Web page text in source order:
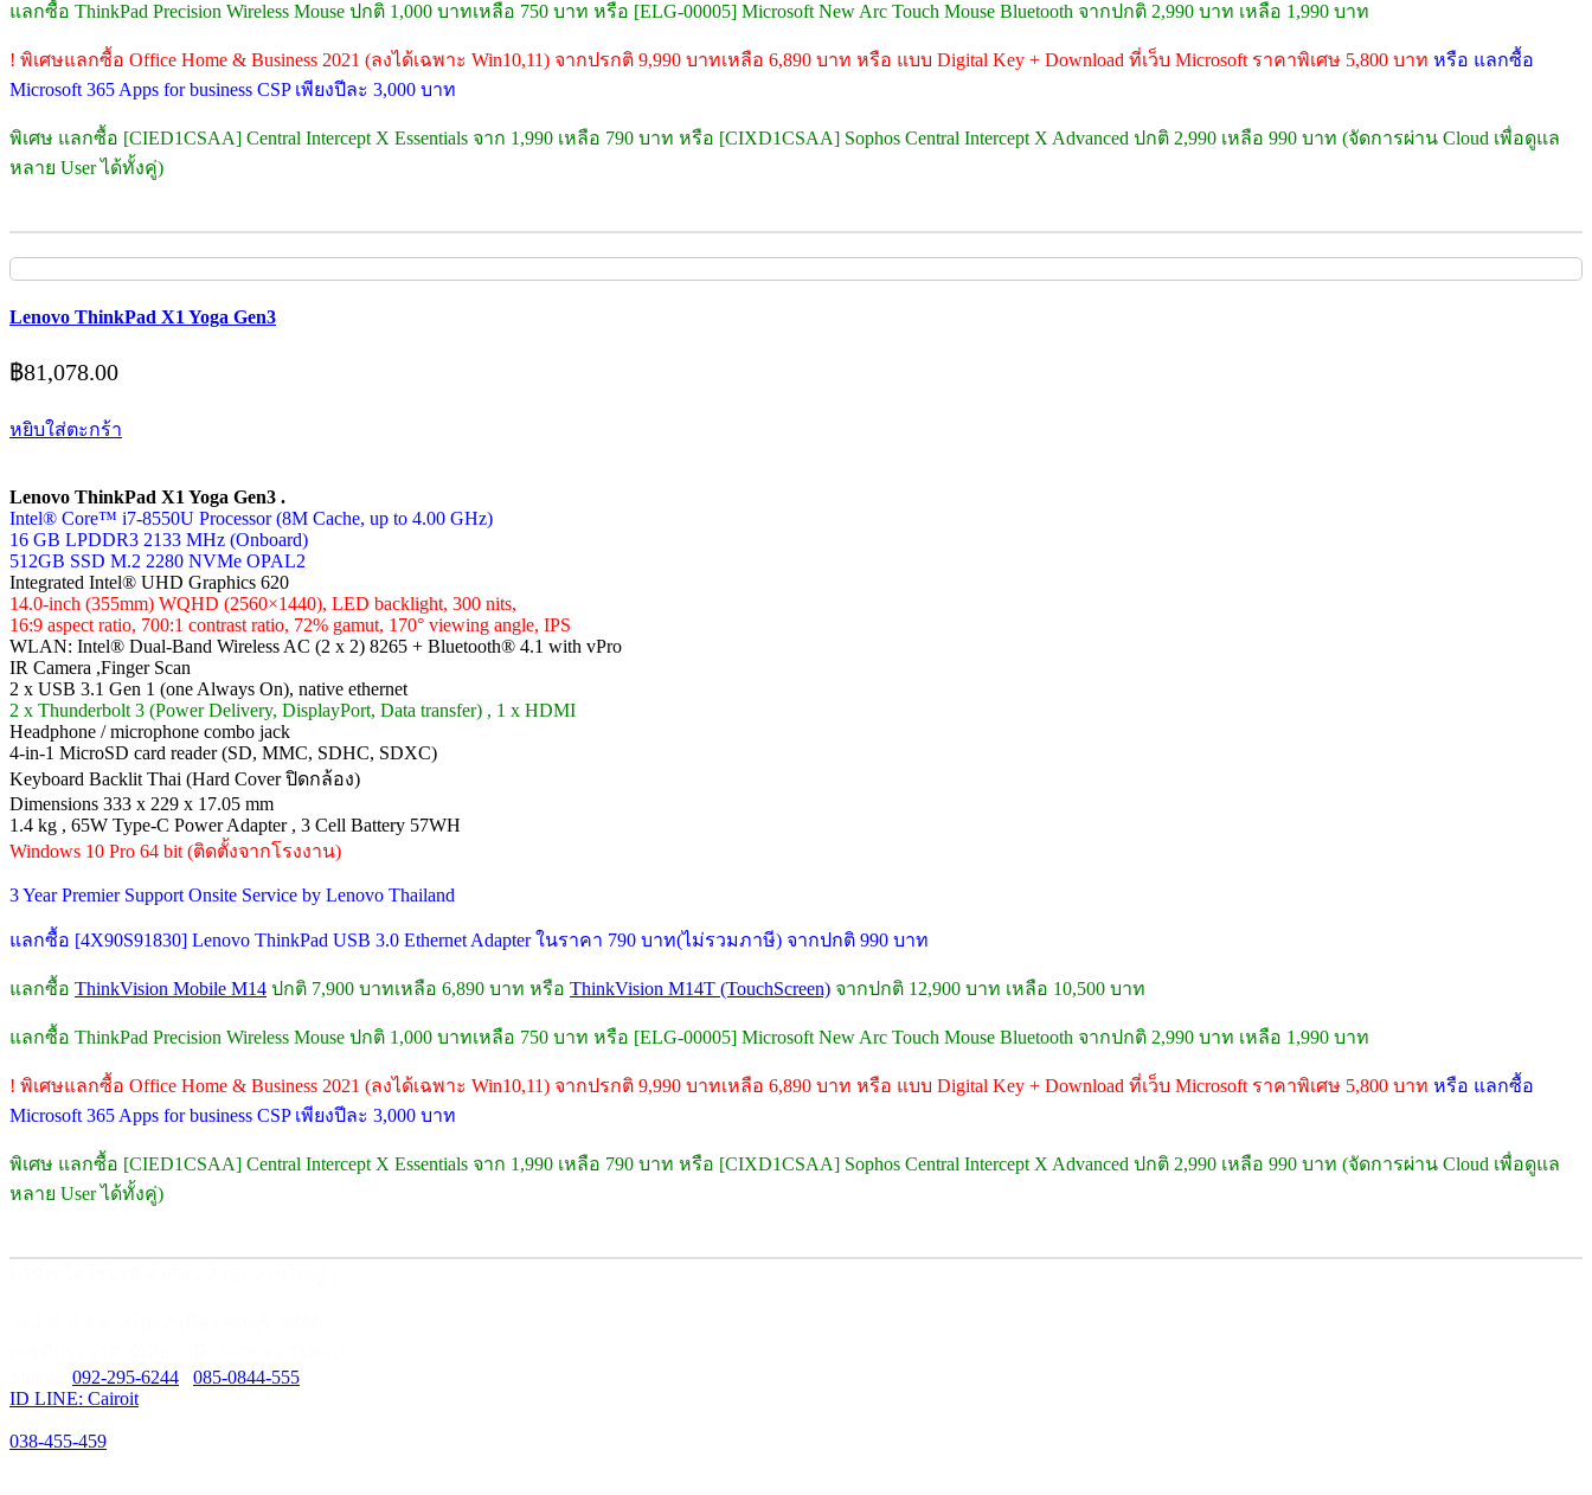
แลกซื้อ ThinkPad Precision Wireless Mouse ปกติ 1,000 บาทเหลือ 750 บาท หรือ [ELG-00005] Microsoft New Arc Touch Mouse Bluetooth จากปกติ 2,990 บาท เหลือ 1,990 บาท
! พิเศษแลกซื้อ Office Home & Business 2021 (ลงได้เฉพาะ Win10,11) จากปรกติ 9,990 บาทเหลือ 6,890 บาท หรือ แบบ Digital Key + Download ที่เว็บ Microsoft ราคาพิเศษ 5,800 บาท หรือ แลกซื้อ
Microsoft 365 Apps for business CSP เพียงปีละ 3,000 บาท
พิเศษ แลกซื้อ [CIED1CSAA] Central Intercept X Essentials จาก 1,990 เหลือ 790 บาท หรือ [CIXD1CSAA] Sophos Central Intercept X Advanced ปกติ 2,990 เหลือ 990 บาท (จัดการผ่าน Cloud เพื่อดูแล
หลาย User ได้ทั้งคู่)
Lenovo ThinkPad X1 Yoga Gen3
฿81,078.00
หยิบใส่ตะกร้า
Lenovo ThinkPad X1 Yoga Gen3 .
Intel® Core™ i7-8550U Processor (8M Cache, up to 4.00 GHz)
16 GB LPDDR3 2133 MHz (Onboard)
512GB SSD M.2 2280 NVMe OPAL2
Integrated Intel® UHD Graphics 620
14.0-inch (355mm) WQHD (2560×1440), LED backlight, 300 nits,
16:9 aspect ratio, 700:1 contrast ratio, 72% gamut, 170° viewing angle, IPS
WLAN: Intel® Dual-Band Wireless AC (2 x 2) 8265 + Bluetooth® 4.1 with vPro
IR Camera ,Finger Scan
2 x USB 3.1 Gen 1 (one Always On), native ethernet
2 x Thunderbolt 3 (Power Delivery, DisplayPort, Data transfer) , 1 x HDMI
Headphone / microphone combo jack
4-in-1 MicroSD card reader (SD, MMC, SDHC, SDXC)
Keyboard Backlit Thai (Hard Cover ปิดกล้อง)
Dimensions 333 x 229 x 17.05 mm
1.4 kg , 65W Type-C Power Adapter , 3 Cell Battery 57WH
Windows 10 Pro 64 bit (ติดตั้งจากโรงงาน)
3 Year Premier Support Onsite Service by Lenovo Thailand
แลกซื้อ [4X90S91830] Lenovo ThinkPad USB 3.0 Ethernet Adapter ในราคา 790 บาท(ไม่รวมภาษี) จากปกติ 990 บาท
แลกซื้อ ThinkVision Mobile M14 ปกติ 7,900 บาทเหลือ 6,890 บาท หรือ ThinkVision M14T (TouchScreen) จากปกติ 12,900 บาท เหลือ 10,500 บาท
แลกซื้อ ThinkPad Precision Wireless Mouse ปกติ 1,000 บาทเหลือ 750 บาท หรือ [ELG-00005] Microsoft New Arc Touch Mouse Bluetooth จากปกติ 2,990 บาท เหลือ 1,990 บาท
! พิเศษแลกซื้อ Office Home & Business 2021 (ลงได้เฉพาะ Win10,11) จากปรกติ 9,990 บาทเหลือ 6,890 บาท หรือ แบบ Digital Key + Download ที่เว็บ Microsoft ราคาพิเศษ 5,800 บาท หรือ แลกซื้อ
Microsoft 365 Apps for business CSP เพียงปีละ 3,000 บาท
พิเศษ แลกซื้อ [CIED1CSAA] Central Intercept X Essentials จาก 1,990 เหลือ 790 บาท หรือ [CIXD1CSAA] Sophos Central Intercept X Advanced ปกติ 2,990 เหลือ 990 บาท (จัดการผ่าน Cloud เพื่อดูแล
หลาย User ได้ทั้งคู่)
092-295-6244
085-0844-555
ID LINE: Cairoit
038-455-459